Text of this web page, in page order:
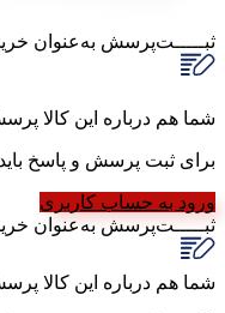
ثبـــــت‌پرسش به‌عنوان
شما هم درباره این کالا
برای ثبت پرسش و پاسخ
ورود به حساب کاربری
ثبـــــت‌پرسشبه‌عنوان
شما هم درباره این کالا